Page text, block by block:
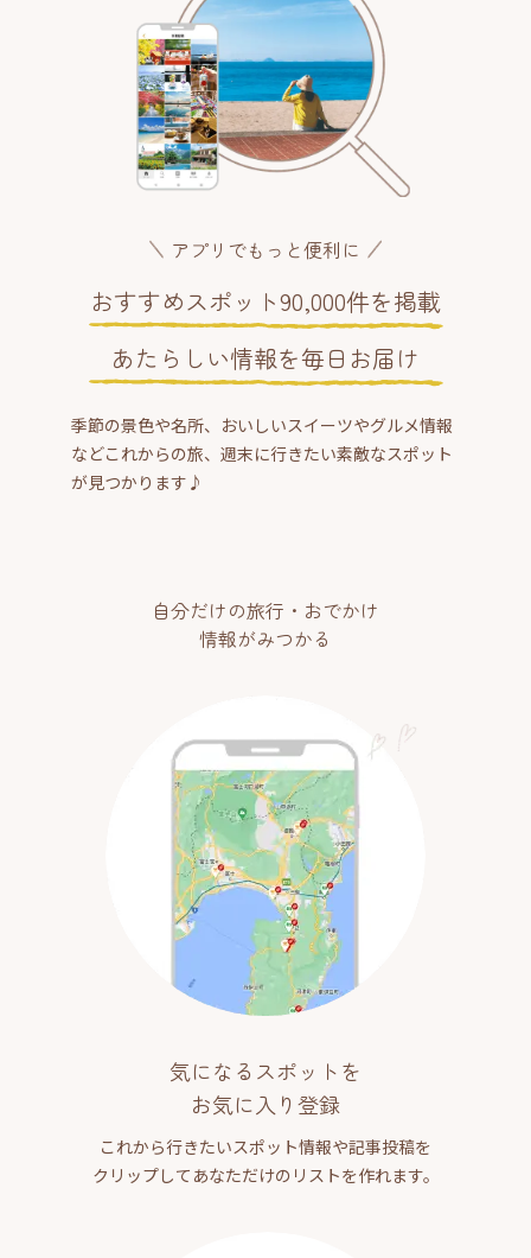
アプリでもっと便利に
おすすめスポット90,000件を掲載
あたらしい情報を毎日お届け
季節の景色や名所、おいしいスイーツやグルメ情報
などこれからの旅、週末に行きたい素敵なスポット
が見つかります♪
自分だけの旅行・おでかけ
情報がみつかる
気になるスポットを
お気に入り登録
これから行きたいスポット情報や記事投稿を
クリップしてあなただけのリストを作れます。